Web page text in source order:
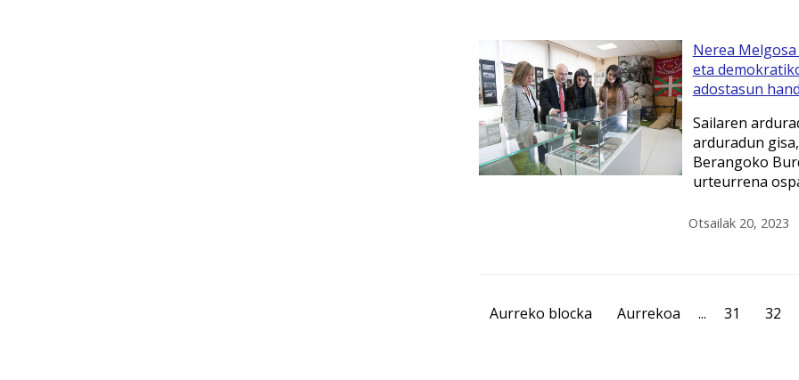
Nerea
eta
adostasun
Sailaren
arduradun
Berangoko
urteurrena
Otsailak 20, 2023
Aurreko blocka Aurrekoa ... 31 32